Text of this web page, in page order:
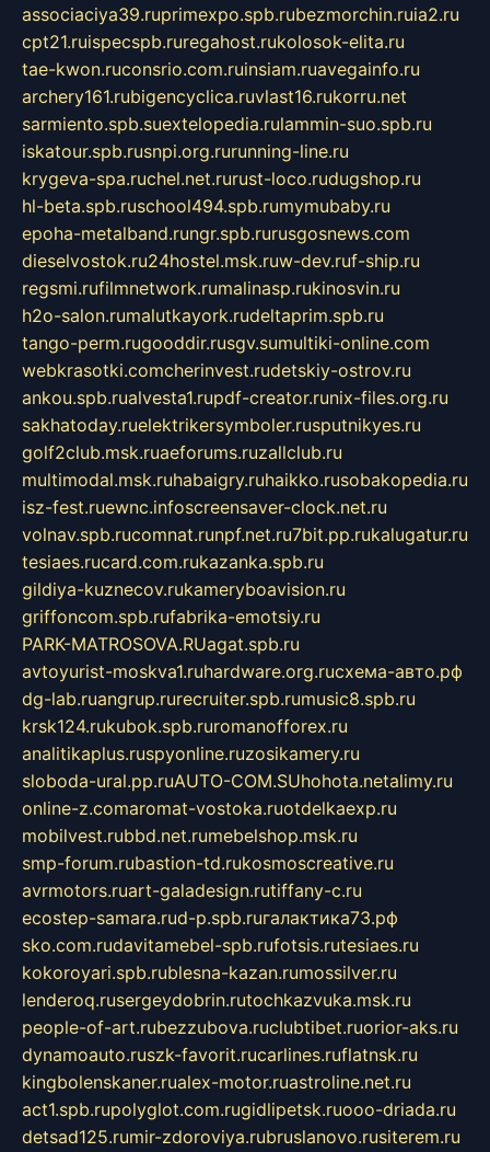
associaciya39.ruprimexpo.spb.rubezmorchin.ruia2.ru
cpt21.ruispecspb.ruregahost.rukolosok-elita.ru
tae-kwon.ruconsrio.com.ruinsiam.ruavegainfo.ru
archery161.rubigencyclica.ruvlast16.rukorru.net
sarmiento.spb.suextelopedia.rulammin-suo.spb.ru
iskatour.spb.rusnpi.org.rurunning-line.ru
krygeva-spa.ruchel.net.rurust-loco.rudugshop.ru
hl-beta.spb.ruschool494.spb.rumymubaby.ru
epoha-metalband.rungr.spb.rurusgosnews.com
dieselvostok.ru24hostel.msk.ruw-dev.ruf-ship.ru
regsmi.rufilmnetwork.rumalinasp.rukinosvin.ru
h2o-salon.rumalutkayork.rudeltaprim.spb.ru
tango-perm.rugooddir.rusgv.sumultiki-online.com
webkrasotki.comcherinvest.rudetskiy-ostrov.ru
ankou.spb.rualvesta1.rupdf-creator.runix-files.org.ru
sakhatoday.ruelektrikersymboler.rusputnikyes.ru
golf2club.msk.ruaeforums.ruzallclub.ru
multimodal.msk.ruhabaigry.ruhaikko.rusobakopedia.ru
isz-fest.ruewnc.infoscreensaver-clock.net.ru
volnav.spb.rucomnat.runpf.net.ru7bit.pp.rukalugatur.ru
tesiaes.rucard.com.rukazanka.spb.ru
gildiya-kuznecov.rukameryboavision.ru
griffoncom.spb.rufabrika-emotsiy.ru
PARK-MATROSOVA.RUagat.spb.ru
avtoyurist-moskva1.ruhardware.org.ruсхема-авто.рф
dg-lab.ruangrup.rurecruiter.spb.rumusic8.spb.ru
krsk124.rukubok.spb.ruromanofforex.ru
analitikaplus.ruspyonline.ruzosikamery.ru
sloboda-ural.pp.ruAUTO-COM.SUhohota.netalimy.ru
online-z.comaromat-vostoka.ruotdelkaexp.ru
mobilvest.rubbd.net.rumebelshop.msk.ru
smp-forum.rubastion-td.rukosmoscreative.ru
avrmotors.ruart-galadesign.rutiffany-c.ru
ecostep-samara.rud-p.spb.ruгалактика73.рф
sko.com.rudavitamebel-spb.rufotsis.rutesiaes.ru
kokoroyari.spb.rublesna-kazan.rumossilver.ru
lenderoq.rusergeydobrin.rutochkazvuka.msk.ru
people-of-art.rubezzubova.ruclubtibet.ruorior-aks.ru
dynamoauto.ruszk-favorit.rucarlines.ruflatnsk.ru
kingbolenskaner.rualex-motor.ruastroline.net.ru
act1.spb.rupolyglot.com.rugidlipetsk.ruooo-driada.ru
detsad125.rumir-zdoroviya.rubruslanovo.rusiterem.ru